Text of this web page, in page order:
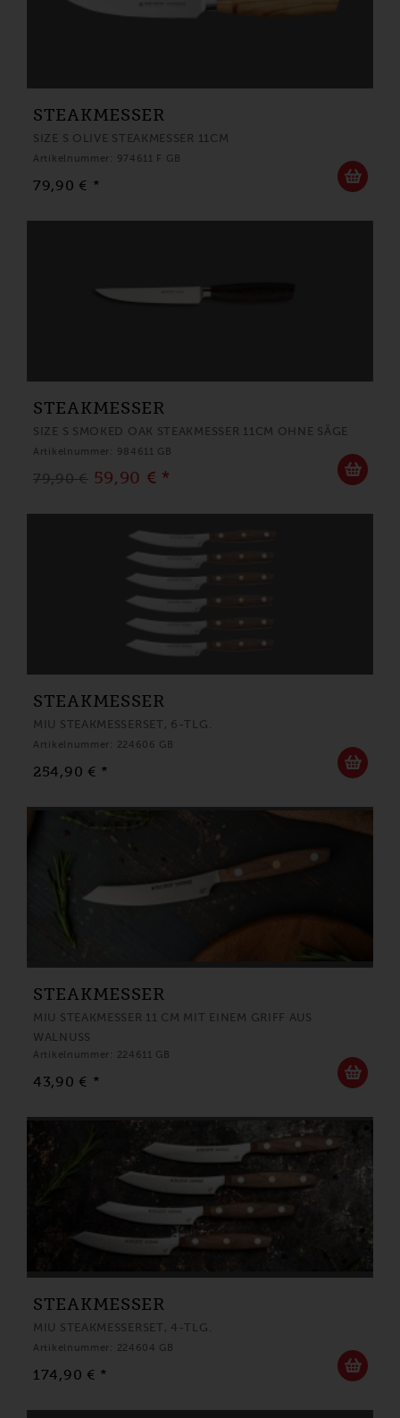
STEAKMESSER
SIZE S OLIVE STEAKMESSER 11CM
Artikelnummer: 974611 F GB
79,90 € *
STEAKMESSER
SIZE S SMOKED OAK STEAKMESSER 11CM OHNE SÄGE
Artikelnummer: 984611 GB
79,90 € 59,90 € *
STEAKMESSER
MIU STEAKMESSERSET, 6-TLG.
Artikelnummer: 224606 GB
254,90 € *
STEAKMESSER
MIU STEAKMESSER 11 CM MIT EINEM GRIFF AUS
WALNUSS
Artikelnummer: 224611 GB
43,90 € *
STEAKMESSER
MIU STEAKMESSERSET, 4-TLG.
Artikelnummer: 224604 GB
174,90 € *